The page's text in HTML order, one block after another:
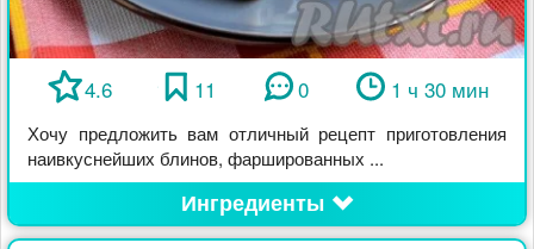
4.6 11 0 1 ч 30 мин
Хочу предложить вам отличный рецепт приготовления
наивкуснейших блинов, фаршированных ...
Ингредиенты